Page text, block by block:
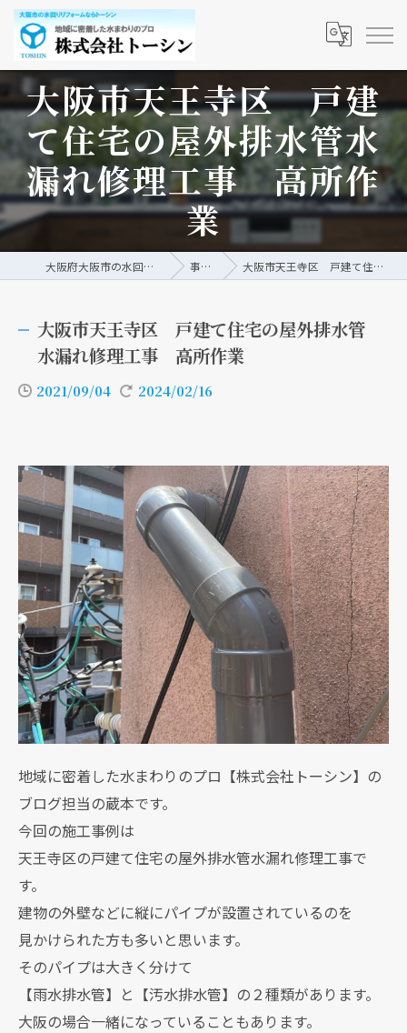
大阪市天王寺区 戸建
て住宅の屋外排水管水
漏れ修理工事 高所作
業
大阪府大阪市の水回りリフォームなら株式会社トーシン 事例/ブログ 大阪市天王寺区 戸建て住宅の屋外排水管水漏れ修理工事 高所作業
大阪市天王寺区 戸建て住宅の屋外排水管
水漏れ修理工事 高所作業
2021/09/04 2024/02/16
地域に密着した水まわりのプロ【株式会社トーシン】の
ブログ担当の蔵本です。
今回の施工事例は
天王寺区の戸建て住宅の屋外排水管水漏れ修理工事で
す。
建物の外壁などに縦にパイプが設置されているのを
見かけられた方も多いと思います。
そのパイプは大きく分けて
【雨水排水管】と【汚水排水管】の２種類があります。
大阪の場合一緒になっていることもあります。